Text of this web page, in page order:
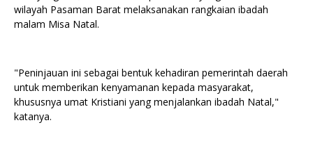
wilayah Pasaman Barat melaksanakan rangkaian ibadah
malam Misa Natal.
"Peninjauan ini sebagai bentuk kehadiran pemerintah daerah
untuk memberikan kenyamanan kepada masyarakat,
khususnya umat Kristiani yang menjalankan ibadah Natal,"
katanya.